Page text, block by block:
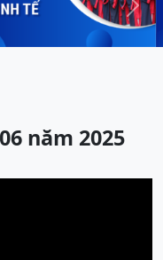
Next
năm 2025